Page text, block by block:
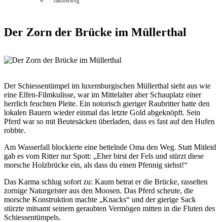
Der Zorn der Brücke im Müllerthal
Der Schiessentümpel im luxemburgischen Müllerthal sieht aus wie
eine Elfen-Filmkulisse, war im Mittelalter aber Schauplatz einer
herrlich feuchten Pleite. Ein notorisch gieriger Raubritter hatte den
lokalen Bauern wieder einmal das letzte Gold abgeknöpft. Sein
Pferd war so mit Beutesäcken überladen, dass es fast auf den Hufen
robbte.
Am Wasserfall blockierte eine bettelnde Oma den Weg. Statt Mitleid
gab es vom Ritter nur Spott: „Eher birst der Fels und stürzt diese
morsche Holzbrücke ein, als dass du einen Pfennig siehst!“
Das Karma schlug sofort zu: Kaum betrat er die Brücke, rasselten
zornige Naturgeister aus den Moosen. Das Pferd scheute, die
morsche Konstruktion machte „Knacks“ und der gierige Sack
stürzte mitsamt seinem geraubten Vermögen mitten in die Fluten des
Schiessentümpels.